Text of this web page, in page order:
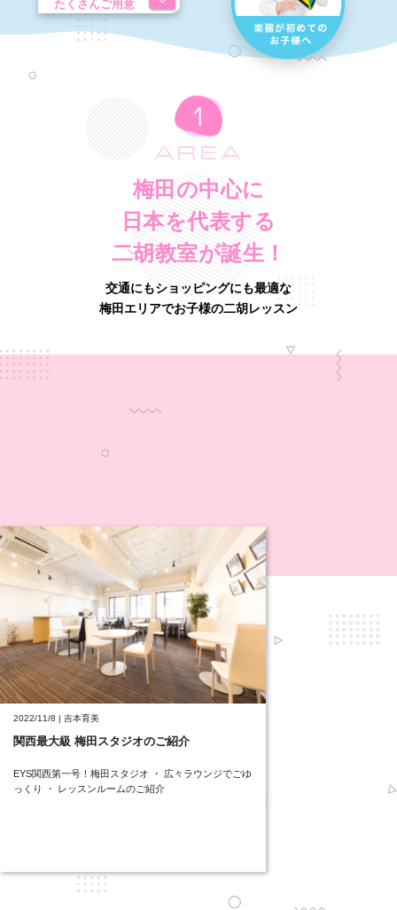
たくさんご用意
AREA
梅田の中心に
日本を代表する
二胡教室が誕生！
交通にもショッピングにも最適な
梅田エリアでお子様の二胡レッスン
2022/11/8 | 吉本育美
関西最大級 梅田スタジオのご紹介
EYS関西第一号！梅田スタジオ ・ 広々ラウンジでごゆ
っくり ・ レッスンルームのご紹介